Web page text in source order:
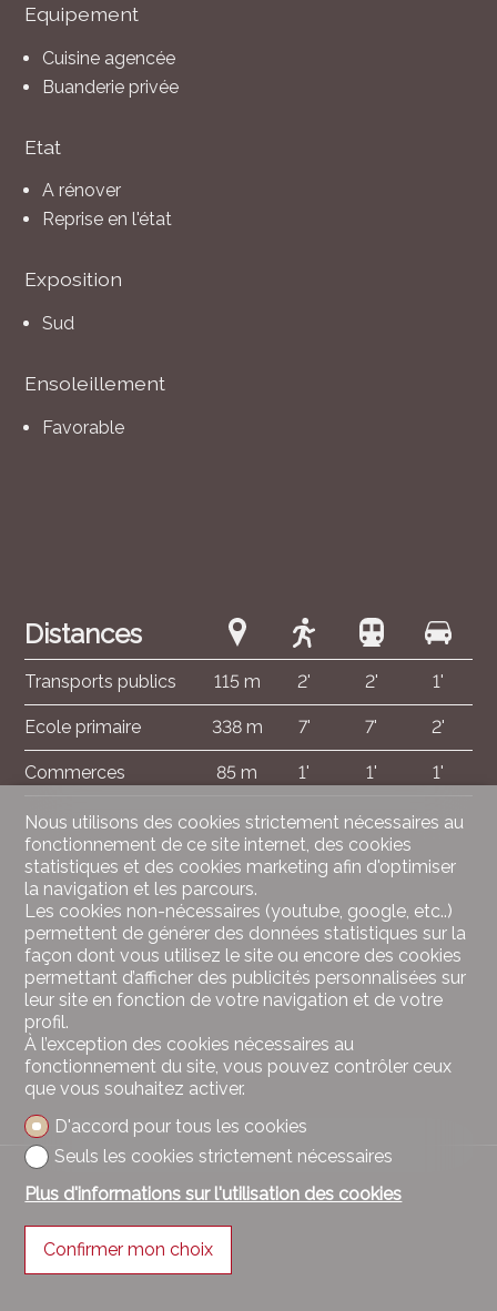
Equipement
Cuisine agencée
Buanderie privée
Etat
A rénover
Reprise en l'état
Exposition
Sud
Ensoleillement
Favorable
Distances
Transports publics 115 m 2' 2' 1'
Ecole primaire 338 m 7' 7' 2'
Commerces 85 m 1' 1' 1'
Nous utilisons des cookies strictement nécessaires au
fonctionnement de ce site internet, des cookies
statistiques et des cookies marketing afin d'optimiser
la navigation et les parcours.
Les cookies non-nécessaires (youtube, google, etc..)
permettent de générer des données statistiques sur la
façon dont vous utilisez le site ou encore des cookies
permettant d’afficher des publicités personnalisées sur
leur site en fonction de votre navigation et de votre
profil.
À l’exception des cookies nécessaires au
fonctionnement du site, vous pouvez contrôler ceux
que vous souhaitez activer.
D'accord pour tous les cookies
Seuls les cookies strictement nécessaires
Plus d'informations sur l'utilisation des cookies
Confirmer mon choix